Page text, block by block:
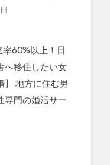
60%以上！日
へ移住したい女
】 地方に住む男
専門の婚活サー